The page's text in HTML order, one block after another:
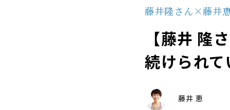
藤井隆さん×藤井
【藤井 隆
続けられ
藤井 恵